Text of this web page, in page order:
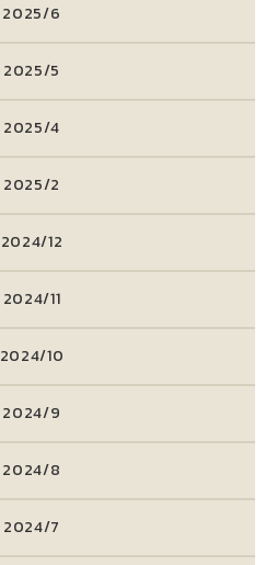
2025/6
2025/5
2025/4
2025/2
2024/12
2024/11
2024/10
2024/9
2024/8
2024/7